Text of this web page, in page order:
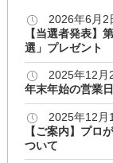
2026年6月2
【当選者発表】
選」プレゼント
2025年12月
年末年始の営業
2025年12月
【ご案内】プ
ついて